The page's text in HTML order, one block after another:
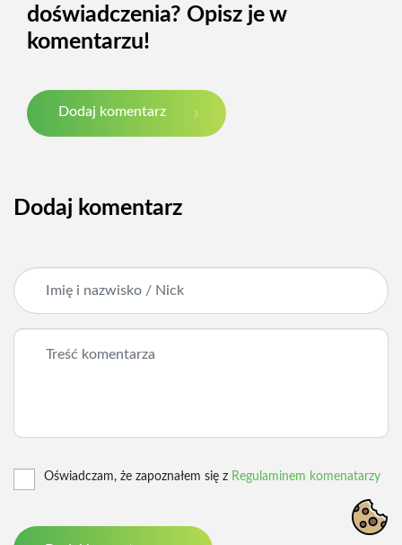
doświadczenia? Opisz je w
komentarzu!
Dodaj komentarz
Dodaj komentarz
Oświadczam, że zapoznałem się z Regulaminem komenatarzy